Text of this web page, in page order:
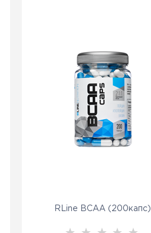
RLine BCAA (200капс)